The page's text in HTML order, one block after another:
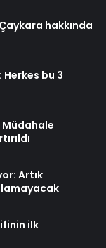
hakkında
bu 3
Müdahale
Artık
ilk